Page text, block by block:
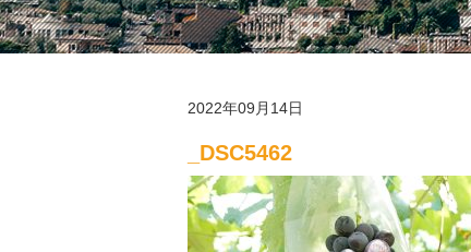
2022年09月14日
_DSC5462